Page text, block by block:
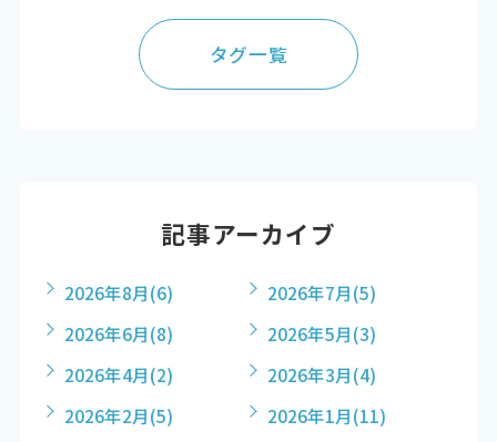
タグ一覧
記事アーカイブ
2026年8月(6) 2026年7月(5)
2026年6月(8) 2026年5月(3)
2026年4月(2) 2026年3月(4)
2026年2月(5) 2026年1月(11)